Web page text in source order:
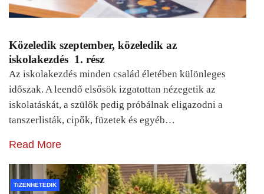
Közeledik szeptember, közeledik az
iskolakezdés 1. rész
Az iskolakezdés minden család életében különleges
időszak. A leendő elsősök izgatottan nézegetik az
iskolatáskát, a szülők pedig próbálnak eligazodni a
tanszerlisták, cipők, füzetek és egyéb…
Read More
TIZENHETEDIK